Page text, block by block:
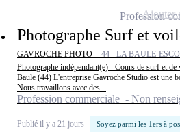
Photographe Surf et
GAVROCHE PHOTO - 44 - LA BAULE-
Photographe indépendant(e) - Cours de surf et
Baule (44) L'entreprise Gavroche Studio est une
Nous travaillons avec des...
Profession commerciale - Non
Publié il y a 21 jours Soyez parmi les 1ers à
Profession
Ajouter